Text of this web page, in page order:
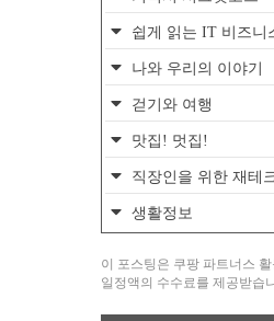
쉽게 읽는 IT 비즈니
나와 우리의 이야기
걷기와 여행
맛집! 멋집!
직장인을 위한 재테
생활정보
이 포스팅은 쿠팡 파트너스
일정액의 수수료를 제공받습